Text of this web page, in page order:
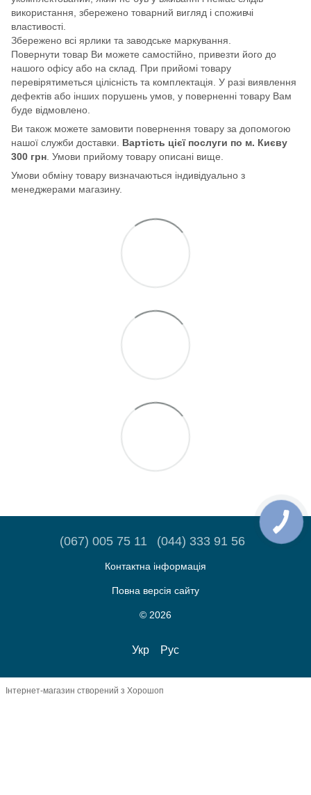
використання, збережено товарний вигляд і споживчі
властивості.
Збережено всі ярлики та заводське маркування.
Повернути товар Ви можете самостійно, привезти його до
нашого офісу або на склад. При прийомі товару
перевірятиметься цілісність та комплектація. У разі виявлення
дефектів або інших порушень умов, у поверненні товару Вам
буде відмовлено.
Ви також можете замовити повернення товару за допомогою
нашої служби доставки. Вартість цієї послуги по м. Києву
300 грн . Умови прийому товару описані вище.
Умови обміну товару визначаються індивідуально з
менеджерами магазину.
(067) 005 75 11 (044) 333 91 56
Контактна інформація
Повна версія сайту
© 2026
Укр Рус
Інтернет-магазин створений з Хорошоп